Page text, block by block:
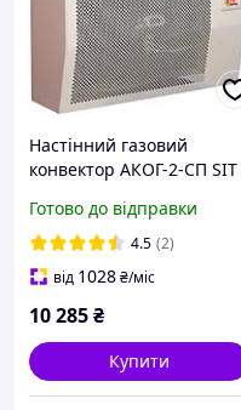
Настінний газовий
конвектор АКОГ-2-СП SIT
Готово до відправки
4.5 (2)
від 1028₴/міс
10 285₴
Купити